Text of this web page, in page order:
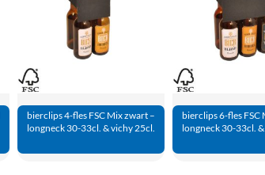
bierclips 4-fles FSC Mix zwart –
longneck 30-33cl. & vichy 25cl.
bierclips 6-fles FSC
longneck 30-33cl.